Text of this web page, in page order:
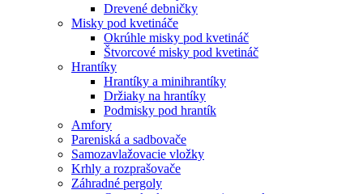
Drevené debničky
Misky pod kvetináče
Okrúhle misky pod kvetináč
Štvorcové misky pod kvetináč
Hrantíky
Hrantíky a minihrantíky
Držiaky na hrantíky
Podmisky pod hrantík
Amfory
Pareniská a sadbovače
Samozavlažovacie vložky
Krhly a rozprašovače
Záhradné pergoly